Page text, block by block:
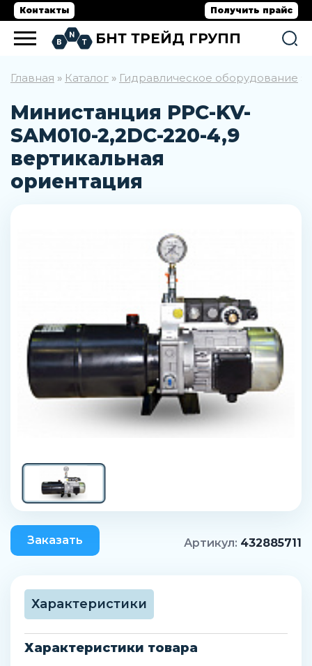
Контакты Получить прайс
БНТ ТРЕЙД ГРУПП
Главная » Каталог » Гидравлическое оборудование
Министанция PPC-KV-
SAM010-2,2DC-220-4,9
вертикальная
ориентация
Заказать Артикул: 432885711
Характеристики
Характеристики товара